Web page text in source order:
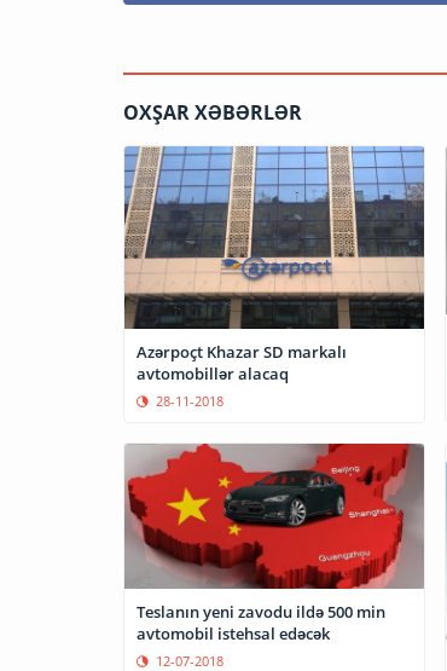
OXŞAR XƏBƏRLƏR
Azərpoçt Khazar SD markalı
avtomobillər alacaq
28-11-2018
Teslanın yeni zavodu ildə 500 min
avtomobil istehsal edəcək
12-07-2018